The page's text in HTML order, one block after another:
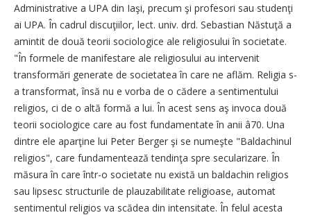
Administrative a UPA din Iaşi, precum şi profesori sau studenţi
ai UPA. În cadrul discuţiilor, lect. univ. drd. Sebastian Năstuţă a
amintit de două teorii sociologice ale religiosului în societate.
"În formele de manifestare ale religiosului au intervenit
transformări generate de societatea în care ne aflăm. Religia s-
a transformat, însă nu e vorba de o cădere a sentimentului
religios, ci de o altă formă a lui. În acest sens aş invoca două
teorii sociologice care au fost fundamentate în anii â70. Una
dintre ele aparţine lui Peter Berger şi se numeşte "Baldachinul
religios", care fundamentează tendinţa spre secularizare. În
măsura în care într-o societate nu există un baldachin religios
sau lipsesc structurile de plauzabilitate religioase, automat
sentimentul religios va scădea din intensitate. În felul acesta